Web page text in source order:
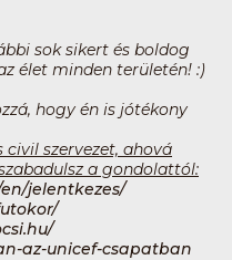
sok sikert és boldog
élet minden területén! :)
hogy én is jótékony
szervezet, ahová
a gondolattól:
jelentkezes/
az-unicef-csapatban